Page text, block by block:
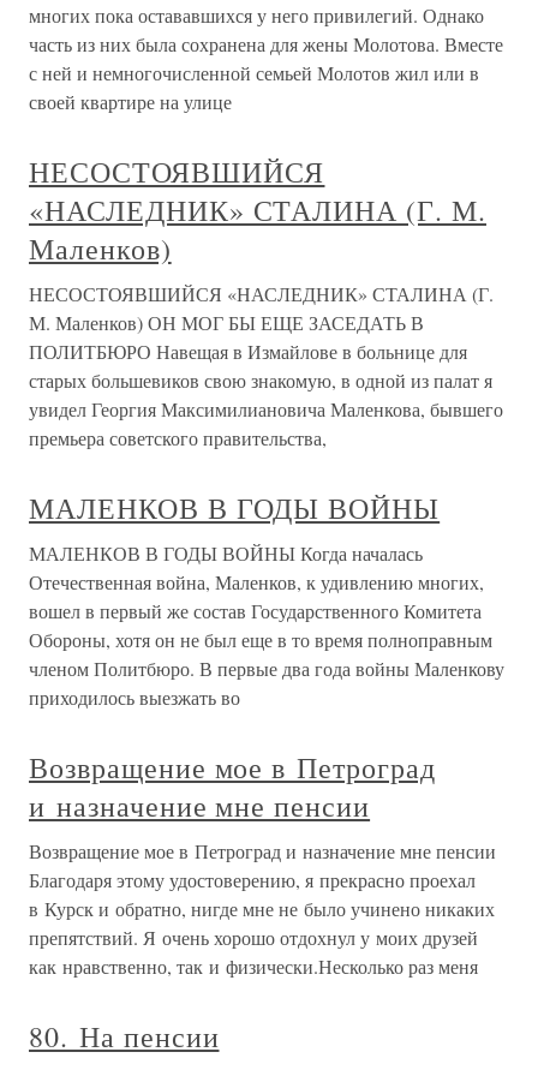
многих пока остававшихся у него привилегий. Однако
часть из них была сохранена для жены Молотова. Вместе
с ней и немногочисленной семьей Молотов жил или в
своей квартире на улице
НЕСОСТОЯВШИЙСЯ
«НАСЛЕДНИК» СТАЛИНА (Г. М.
Маленков)
НЕСОСТОЯВШИЙСЯ «НАСЛЕДНИК» СТАЛИНА (Г.
М. Маленков) ОН МОГ БЫ ЕЩЕ ЗАСЕДАТЬ В
ПОЛИТБЮРО Навещая в Измайлове в больнице для
старых большевиков свою знакомую, в одной из палат я
увидел Георгия Максимилиановича Маленкова, бывшего
премьера советского правительства,
МАЛЕНКОВ В ГОДЫ ВОЙНЫ
МАЛЕНКОВ В ГОДЫ ВОЙНЫ Когда началась
Отечественная война, Маленков, к удивлению многих,
вошел в первый же состав Государственного Комитета
Обороны, хотя он не был еще в то время полноправным
членом Политбюро. В первые два года войны Маленкову
приходилось выезжать во
Возвращение мое в Петроград
и назначение мне пенсии
Возвращение мое в Петроград и назначение мне пенсии
Благодаря этому удостоверению, я прекрасно проехал
в Курск и обратно, нигде мне не было учинено никаких
препятствий. Я очень хорошо отдохнул у моих друзей
как нравственно, так и физически.Несколько раз меня
80. На пенсии